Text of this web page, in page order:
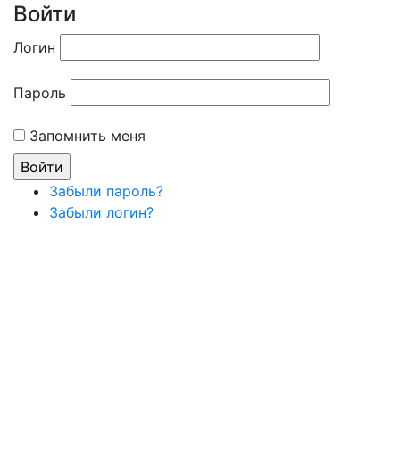
Войти
Логин
Пароль
Запомнить меня
Забыли пароль?
Забыли логин?